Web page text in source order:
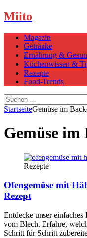
Miito
Magazin
Getränke
Ernährung &
Küchenwissen &
Rezepte
Food-Trends
Suchen
nach:
StartseiteGemüse im
Gemüse im
Rezepte
Ofengemüse mit
Rezept
Entdecke unser
vom Blech. Erfahre,
Schritt für Schritt